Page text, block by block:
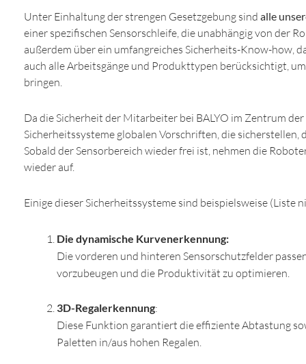
Unter Einhaltung der strengen Gesetzgebung sind alle
einer spezifischen Sensorschleife, die unabhängig von der
außerdem über ein umfangreiches Sicherheits-Know-how,
auch alle Arbeitsgänge und Produkttypen berücksichtigt,
bringen.
Da die Sicherheit der Mitarbeiter bei BALYO im Zentrum
Sicherheitssysteme globalen Vorschriften, die
Sobald der Sensorbereich wieder frei ist, nehmen die
wieder auf.
Einige dieser Sicherheitssysteme sind beispielsweise (Liste
Die dynamische Kurvenerkennung:
Die vorderen und hinteren Sensorschutzfelder
vorzubeugen und die Produktivität zu optimieren.
3D-Regalerkennung:
Diese Funktion garantiert die effiziente Abtastung
Paletten in/aus hohen Regalen.